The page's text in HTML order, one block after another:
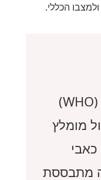
הכללי.
ארגון הבריאות העולמי (WHO)
מומלץ
כאבי
מתבססת